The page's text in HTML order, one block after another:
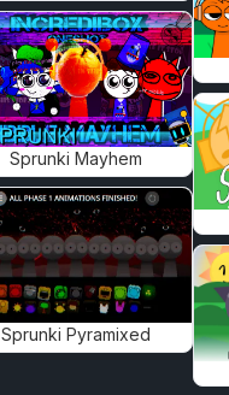
Sprunki Mayhem
Sprunki Pyramixed